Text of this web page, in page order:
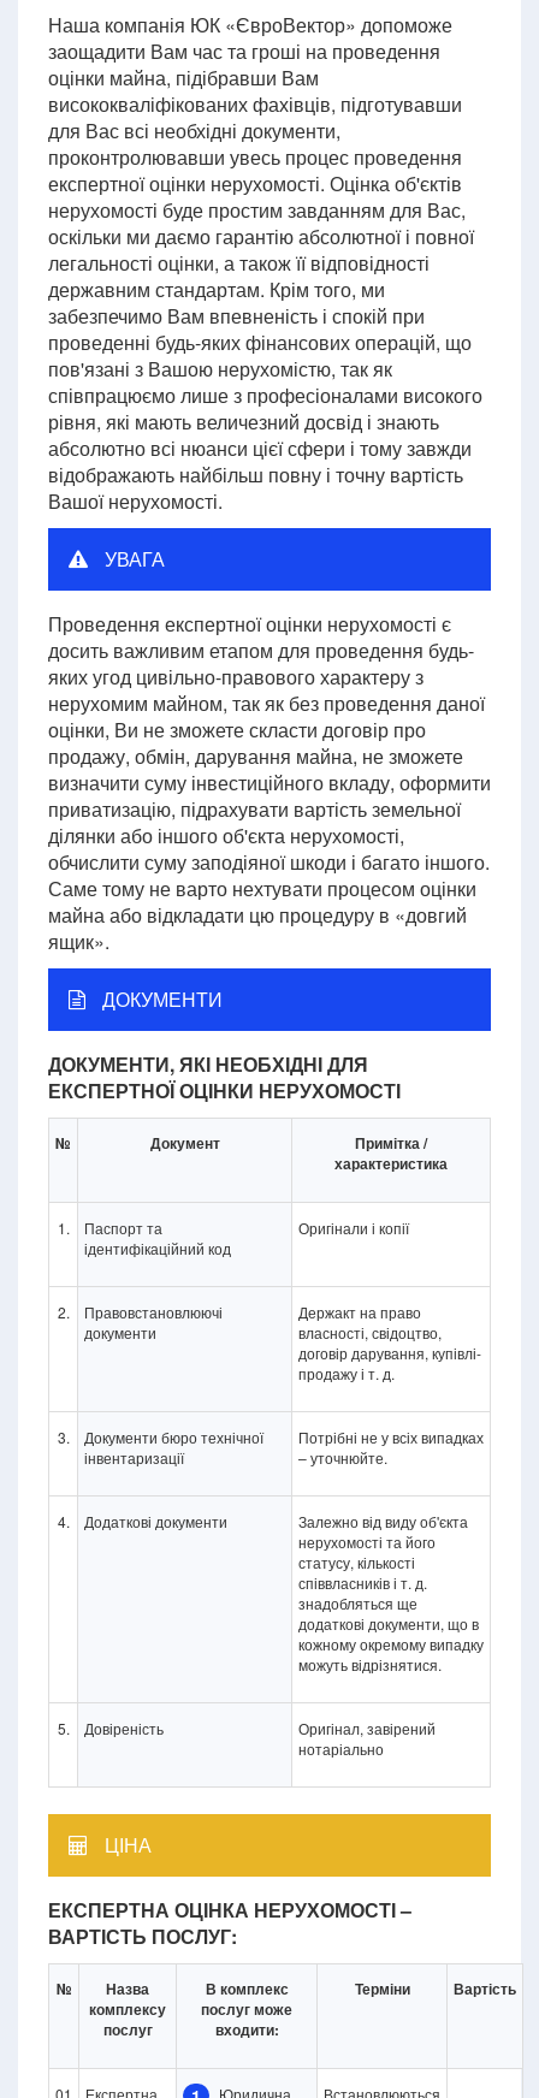
Наша компанія ЮК «ЄвроВектор» допоможе
заощадити Вам час та гроші на проведення
оцінки майна, підібравши Вам
висококваліфікованих фахівців, підготувавши
для Вас всі необхідні документи,
проконтролювавши увесь процес проведення
експертної оцінки нерухомості. Оцінка об'єктів
нерухомості буде простим завданням для Вас,
оскільки ми даємо гарантію абсолютної і повної
легальності оцінки, а також її відповідності
державним стандартам. Крім того, ми
забезпечимо Вам впевненість і спокій при
проведенні будь-яких фінансових операцій, що
пов'язані з Вашою нерухомістю, так як
співпрацюємо лише з професіоналами високого
рівня, які мають величезний досвід і знають
абсолютно всі нюанси цієї сфери і тому завжди
відображають найбільш повну і точну вартість
Вашої нерухомості.
УВАГА
Проведення експертної оцінки нерухомості є
досить важливим етапом для проведення будь-
яких угод цивільно-правового характеру з
нерухомим майном, так як без проведення даної
оцінки, Ви не зможете скласти договір про
продажу, обмін, дарування майна, не зможете
визначити суму інвестиційного вкладу, оформити
приватизацію, підрахувати вартість земельної
ділянки або іншого об'єкта нерухомості,
обчислити суму заподіяної шкоди і багато іншого.
Саме тому не варто нехтувати процесом оцінки
майна або відкладати цю процедуру в «довгий
ящик».
ДОКУМЕНТИ
ДОКУМЕНТИ, ЯКІ НЕОБХІДНІ ДЛЯ
ЕКСПЕРТНОЇ ОЦІНКИ НЕРУХОМОСТІ
№ Документ
Примітка /
характеристика
1.
Паспорт та
ідентифікаційний код
Оригінали і копії
2.
Правовстановлюючі
документи
Держакт на право
власності, свідоцтво,
договір дарування, купівлі-
продажу і т. д.
3.
Документи бюро технічної
інвентаризації
Потрібні не у всіх випадках
– уточнюйте.
4. Додаткові документи
Залежно від виду об'єкта
нерухомості та його
статусу, кількості
співвласників і т. д.
знадобляться ще
додаткові документи, що в
кожному окремому випадку
можуть відрізнятися.
5. Довіреність
Оригінал, завірений
нотаріально
ЦІНА
ЕКСПЕРТНА ОЦІНКА НЕРУХОМОСТІ –
ВАРТІСТЬ ПОСЛУГ:
№
Назва
комплексу
послуг
В комплекс
послуг може
входити:
Терміни Вартість
01 Експертна Юридична Встановлюються